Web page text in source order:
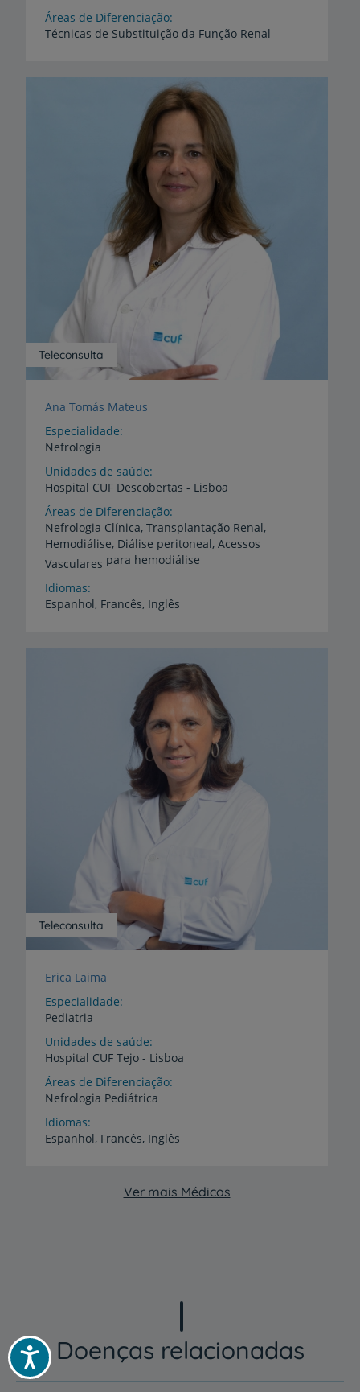
Acessibilidade
Áreas de Diferenciação
Técnicas de Substituição da Função Renal
Teleconsulta
Ana Tomás Mateus
Especialidade
Nefrologia
Unidades de saúde
Hospital CUF Descobertas - Lisboa
Áreas de Diferenciação
Nefrologia Clínica, Transplantação Renal,
Hemodiálise, Diálise peritoneal, Acessos
Vasculares para hemodiálise
Idiomas
Espanhol, Francês, Inglês
Teleconsulta
Erica Laima
Especialidade
Pediatria
Unidades de saúde
Hospital CUF Tejo - Lisboa
Áreas de Diferenciação
Nefrologia Pediátrica
Idiomas
Espanhol, Francês, Inglês
Ver mais Médicos
Doenças relacionadas